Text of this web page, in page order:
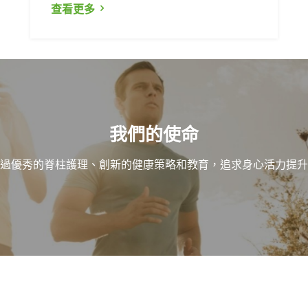
查看更多
我們的使命
優秀的脊柱護理、創新的健康策略和教育，追求身心活力提